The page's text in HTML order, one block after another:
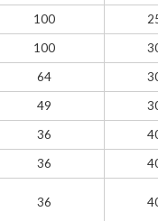
100
100
64
49
36
36
36